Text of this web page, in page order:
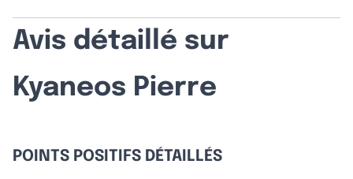
Avis détaillé sur
Kyaneos Pierre
POINTS POSITIFS DÉTAILLÉS